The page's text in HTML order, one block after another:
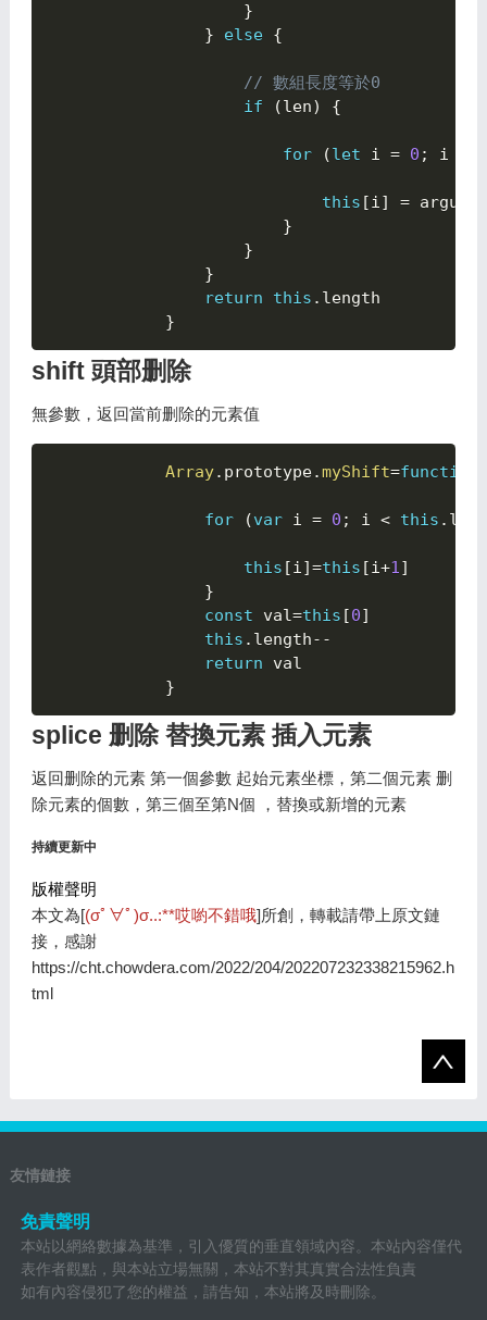
}
}
else {
// 數組長度等於0
if
(len) {
for (let i = 0 ; i
this [i] =
}
}
}
return
this . length
}
shift 頭部删除
無參數，返回當前删除的元素值
Array. prototype.myShift=function
for (var i = 0 ; i < this .
this [i ]=this [i+1 ]
}
const val=this [0]
this . length--
return val
}
splice 删除 替換元素 插入元素
返回删除的元素 第一個參數 起始元素坐標，第二個元素 删
除元素的個數，第三個至第N個 ，替換或新增的元素
持續更新中
版權聲明
本文為[(σﾟ∀ﾟ)σ..:**哎喲不錯哦]所創，轉載請帶上原文鏈
接，感謝
https://cht.chowdera.com/2022/204/202207232338215962.h
tml
友情鏈接
免責聲明
本站以網絡數據為基準，引入優質的垂直領域內容。本站內容僅代
表作者觀點，與本站立場無關，本站不對其真實合法性負責
如有內容侵犯了您的權益，請告知，本站將及時刪除。